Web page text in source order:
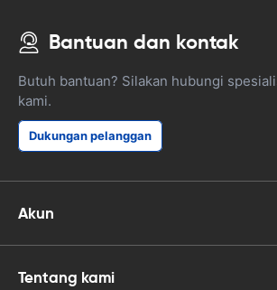
Bantuan dan kontak
Butuh bantuan? Silakan hubungi
kami.
Dukungan pelanggan
Akun
Tentang kami